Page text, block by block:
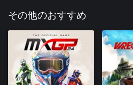
その他のおすすめ